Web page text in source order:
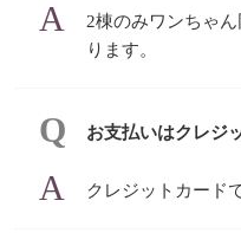
2棟のみワンちゃ
ります。
お支払いはクレジ
クレジットカード